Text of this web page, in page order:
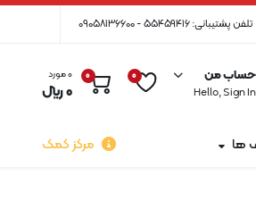
تلفن پشتیبانی: 55459416 - 09058136600
حساب من
Hello, Sign In
0
0 0 مورد
0﷼
ها مرکز کمک